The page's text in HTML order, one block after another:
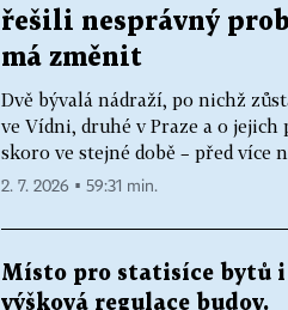
řešili nesprávný
má změnit
Dvě bývalá nádraží, po nichž
ve Vídni, druhé v Praze a o
skoro ve stejné době – před více
2. 7. 2026 ▪ 59:31 min.
Místo pro statisíce bytů i
výšková regulace budov.